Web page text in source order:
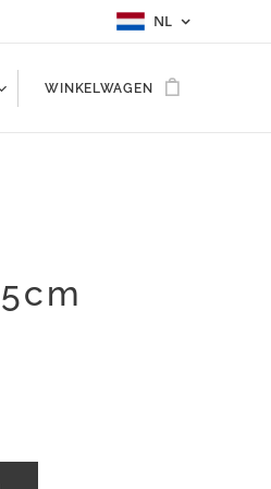
NL
WINKELWAGEN